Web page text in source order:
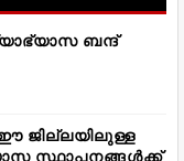
ബന്ദ്
ജില്ലയിലുള്ള
സ്ഥാപനങ്ങൾക്ക്